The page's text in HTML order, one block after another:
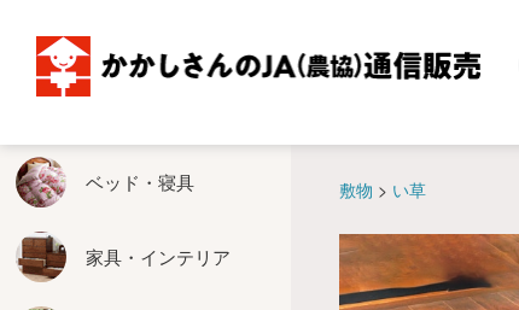
敷物 い草
ベッド・寝具 ベッド・寝具
ベッド
掛布団
家具・インテリア
家具・インテリア
収納家具
テーブル
敷物
い草
カーペット
生活雑貨・家電・趣味
健康
生活雑貨
衣類品・服飾雑貨
婦人服
紳士服
エクステリア用品
物置
ぬれ緑
お米関連・農具関連
玄米保冷庫
米びつクーラー
掛軸・仏壇
掛軸
仏壇仏具
暖房器具
こたつ
ホットカーペット
食品・健康食品
食品
健康食品